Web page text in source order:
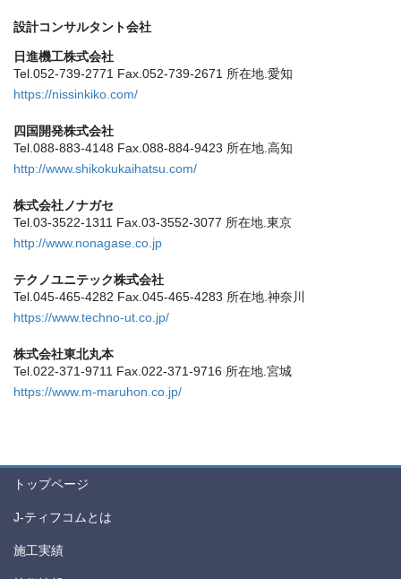
設計コンサルタント会社
日進機工株式会社
Tel.052-739-2771 Fax.052-739-2671 所在地.愛知
https://nissinkiko.com/
四国開発株式会社
Tel.088-883-4148 Fax.088-884-9423 所在地.高知
http://www.shikokukaihatsu.com/
株式会社ノナガセ
Tel.03-3522-1311 Fax.03-3552-3077 所在地.東京
http://www.nonagase.co.jp
テクノユニテック株式会社
Tel.045-465-4282 Fax.045-465-4283 所在地.神奈川
https://www.techno-ut.co.jp/
株式会社東北丸本
Tel.022-371-9711 Fax.022-371-9716 所在地.宮城
https://www.m-maruhon.co.jp/
トップページ
J-ティフコムとは
施工実績